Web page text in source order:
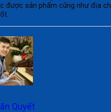
được sản phẩm cũng như địa
Quyết